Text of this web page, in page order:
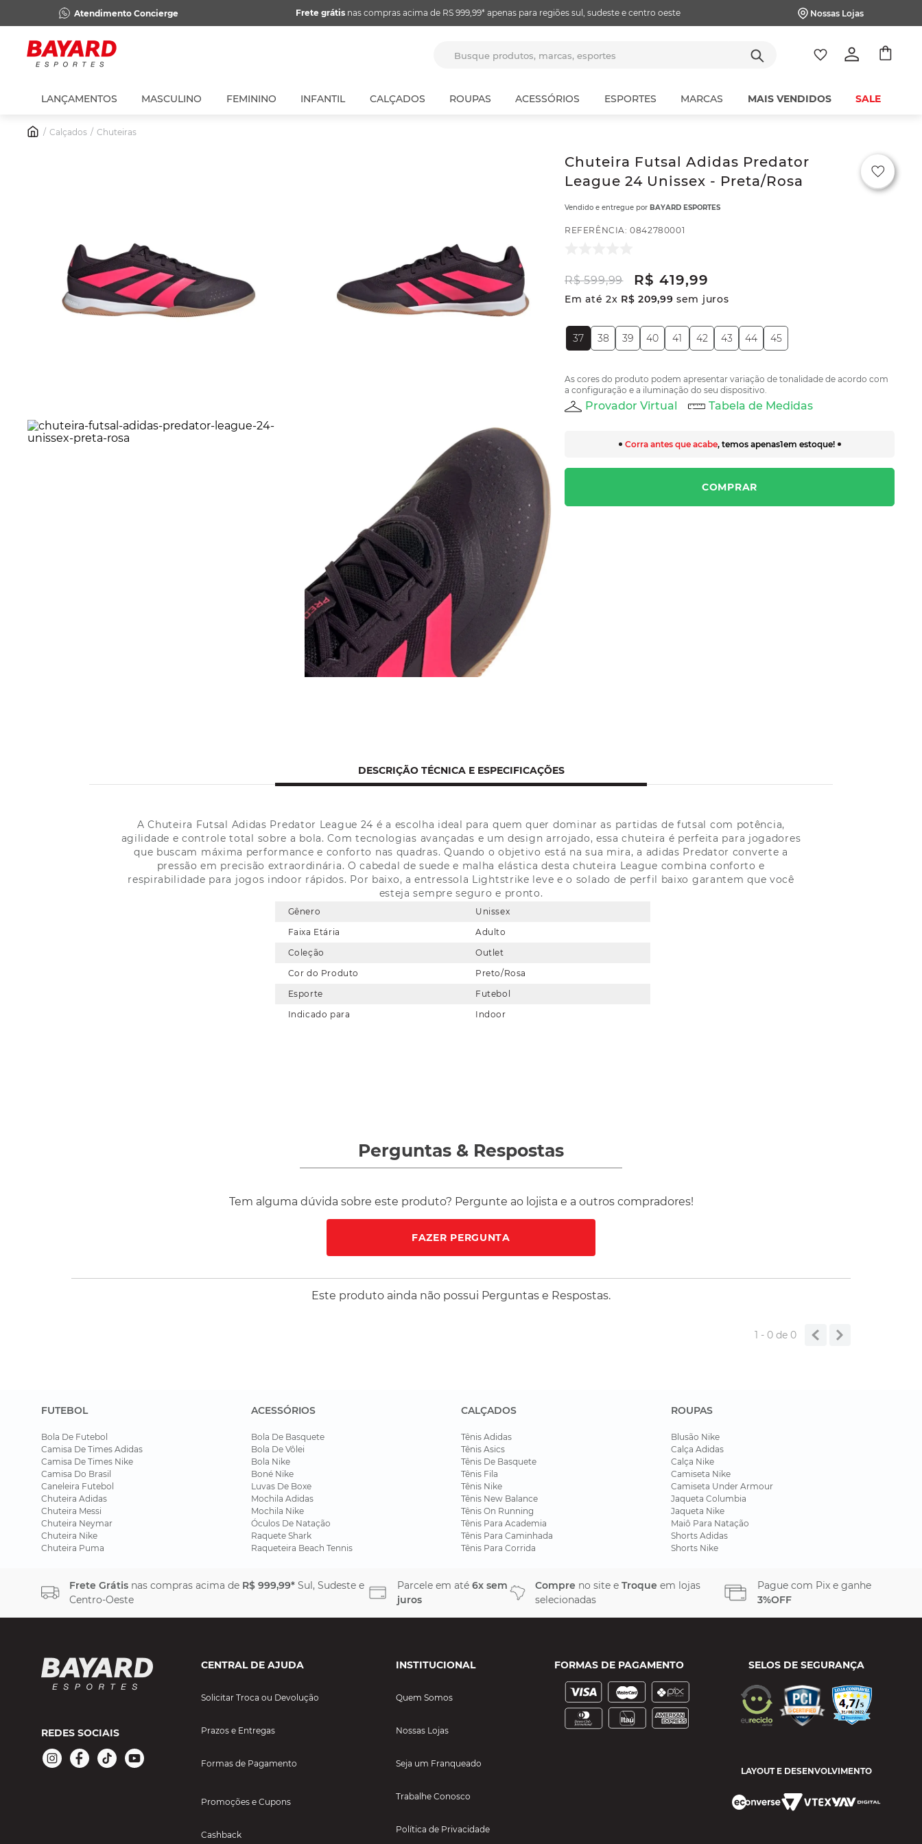
Atendimento Concierge Frete grátisnas compras acima de RS 999,99* apenas para regiões sul, sudeste e centro oeste Nossas Lojas
LANÇAMENTOS MASCULINO FEMININO INFANTIL CALÇADOS ROUPAS ACESSÓRIOS ESPORTES MARCAS MAIS VENDIDOS SALE
Calçados Chuteiras
Chuteira Futsal Adidas Predator
League 24 Unissex - Preta/Rosa
Vendido e entregue por BAYARD ESPORTES
REFERÊNCIA:0842780001
R$ 599,99 R$ 419,99
Em até 2x R$ 209,99 sem juros
37 38 39 40 41 42 43 44 45
As cores do produto podem apresentar variação de tonalidade de acordo com
a configuração e a iluminação do seu dispositivo.
Provador Virtual Tabela de Medidas
Corra antes que acabe, temos apenas1em estoque!
COMPRAR
DESCRIÇÃO TÉCNICA E ESPECIFICAÇÕES
A Chuteira Futsal Adidas Predator League 24 é a escolha ideal para quem quer dominar as partidas de futsal com potência,
agilidade e controle total sobre a bola. Com tecnologias avançadas e um design arrojado, essa chuteira é perfeita para jogadores
que buscam máxima performance e conforto nas quadras. Quando o objetivo está na sua mira, a adidas Predator converte a
pressão em precisão extraordinária. O cabedal de suede e malha elástica desta chuteira League combina conforto e
respirabilidade para jogos indoor rápidos. Por baixo, a entressola Lightstrike leve e o solado de perfil baixo garantem que você
esteja sempre seguro e pronto.
Gênero
Unissex
Faixa Etária
Adulto
Coleção
Outlet
Cor do Produto
Preto/Rosa
Esporte
Futebol
Indicado para
Indoor
Perguntas & Respostas
Tem alguma dúvida sobre este produto? Pergunte ao lojista e a outros compradores!
FAZER PERGUNTA
Este produto ainda não possui Perguntas e Respostas.
1 - 0de 0
FUTEBOL
Bola De Futebol
Camisa De Times Adidas
Camisa De Times Nike
Camisa Do Brasil
Caneleira Futebol
Chuteira Adidas
Chuteira Messi
Chuteira Neymar
Chuteira Nike
Chuteira Puma
ACESSÓRIOS
Bola De Basquete
Bola De Vôlei
Bola Nike
Boné Nike
Luvas De Boxe
Mochila Adidas
Mochila Nike
Óculos De Natação
Raquete Shark
Raqueteira Beach Tennis
CALÇADOS
Tênis Adidas
Tênis Asics
Tênis De Basquete
Tênis Fila
Tênis Nike
Tênis New Balance
Tênis On Running
Tênis Para Academia
Tênis Para Caminhada
Tênis Para Corrida
ROUPAS
Blusão Nike
Calça Adidas
Calça Nike
Camiseta Nike
Camiseta Under Armour
Jaqueta Columbia
Jaqueta Nike
Maiô Para Natação
Shorts Adidas
Shorts Nike
Frete Grátis nas compras acima de R$ 999,99* Sul, Sudeste e
Centro-Oeste
Parcele em até 6x sem
juros
Compre no site e Troque em lojas
selecionadas
Pague com Pix e ganhe
3%OFF
REDES SOCIAIS
CENTRAL DE AJUDA
Solicitar Troca ou Devolução
Prazos e Entregas
Formas de Pagamento
Promoções e Cupons
Cashback
INSTITUCIONAL
Quem Somos
Nossas Lojas
Seja um Franqueado
Trabalhe Conosco
Política de Privacidade
FORMAS DE PAGAMENTO SELOS DE SEGURANÇA
LAYOUT E DESENVOLVIMENTO